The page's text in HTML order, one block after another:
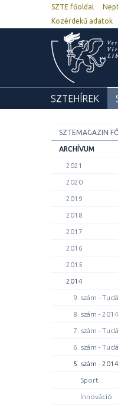
SZTE főoldal
Közérdekű adatok
SZTEHÍREK
SZTEMAGAZIN
ARCHÍVUM
2021
2020
2019
2018
2017
2016
2015
2014
9. szám -
8. szám -
7. szám -
6. szám -
5. szám -
Sport
Innováció